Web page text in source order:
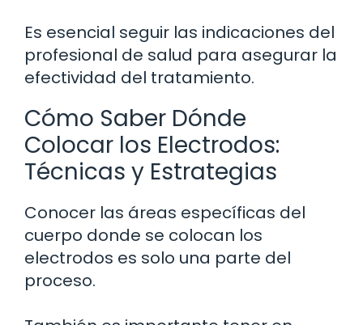
Es esencial seguir las indicaciones del
profesional de salud para asegurar la
efectividad del tratamiento.
Cómo Saber Dónde
Colocar los Electrodos:
Técnicas y Estrategias
Conocer las áreas específicas del
cuerpo donde se colocan los
electrodos es solo una parte del
proceso.